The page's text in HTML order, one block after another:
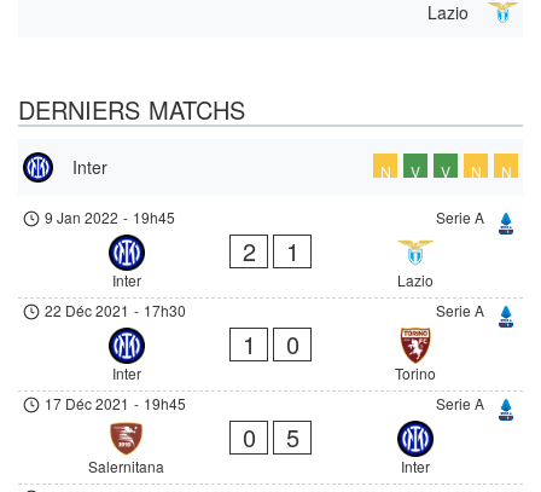
Lazio
DERNIERS MATCHS
Inter N V V N N
Serie A
9 Jan 2022 - 19h45
Inter
2 1
Lazio
Serie A
22 Déc 2021 - 17h30
Inter
1 0
Torino
Serie A
17 Déc 2021 - 19h45
Salernitana
0 5
Inter